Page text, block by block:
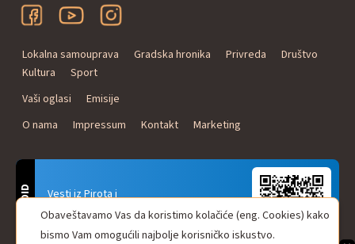
Lokalna samouprava Gradska hronika Privreda
Društvo
Kultura
Sport
Vaši oglasi
Emisije
O nama
Impressum Kontakt Marketing
Vesti iz Pirota i
Naxi Plus Radio
Uvek u Vašem džepu!
ANDROID Obaveštavamo Vas da koristimo kolačiće (eng. Cookies) kako
bismo Vam omogućili najbolje korisničko iskustvo.